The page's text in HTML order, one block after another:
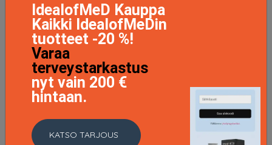
LISÄTIETOJA
Pure Finish Mineral Foundation, Elizabeth Arden
Meikkivoide
31.46 EUR
IdealofMeD Kauppa
Kaikki IdealofMeDin
tuotteet -20 %!
Varaa
terveystarkastus
nyt vain 200 €
hintaan.
KATSO TARJOUS